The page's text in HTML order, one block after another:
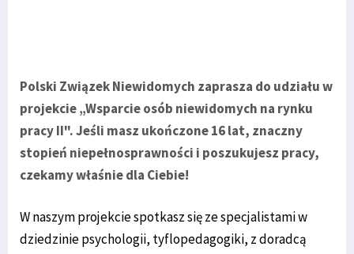
Polski Związek Niewidomych zaprasza do udziału w
projekcie „Wsparcie osób niewidomych na rynku
pracy II". Jeśli masz ukończone 16 lat, znaczny
stopień niepełnosprawności i poszukujesz pracy,
czekamy właśnie dla Ciebie!
W naszym projekcie spotkasz się ze specjalistami w
dziedzinie psychologii, tyflopedagogiki, z doradcą